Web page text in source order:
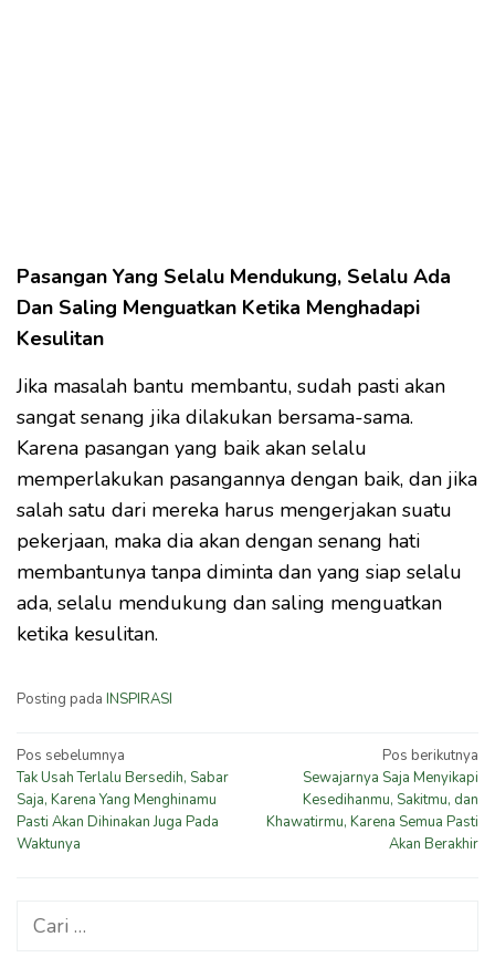
Pasangan Yang Selalu Mendukung, Selalu Ada
Dan Saling Menguatkan Ketika Menghadapi
Kesulitan
Jika masalah bantu membantu, sudah pasti akan
sangat senang jika dilakukan bersama-sama.
Karena pasangan yang baik akan selalu
memperlakukan pasangannya dengan baik, dan jika
salah satu dari mereka harus mengerjakan suatu
pekerjaan, maka dia akan dengan senang hati
membantunya tanpa diminta dan yang siap selalu
ada, selalu mendukung dan saling menguatkan
ketika kesulitan.
Posting pada INSPIRASI
Navigasi
pos
Pos sebelumnya
Tak Usah Terlalu Bersedih, Sabar
Saja, Karena Yang Menghinamu
Pasti Akan Dihinakan Juga Pada
Waktunya
Pos berikutnya
Sewajarnya Saja Menyikapi
Kesedihanmu, Sakitmu, dan
Khawatirmu, Karena Semua Pasti
Akan Berakhir
Cari